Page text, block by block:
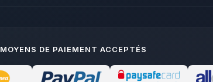
MOYENS DE PAIEMENT ACCEPTÉS